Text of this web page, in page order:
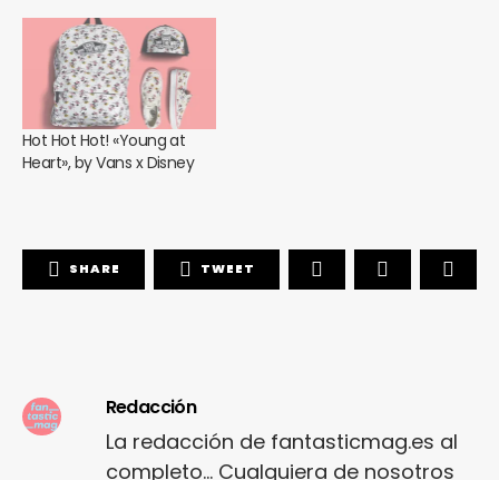
Hot Hot Hot! «Young at
Heart», by Vans x Disney
SHARE TWEET
Redacción
La redacción de fantasticmag.es al
completo... Cualquiera de nosotros